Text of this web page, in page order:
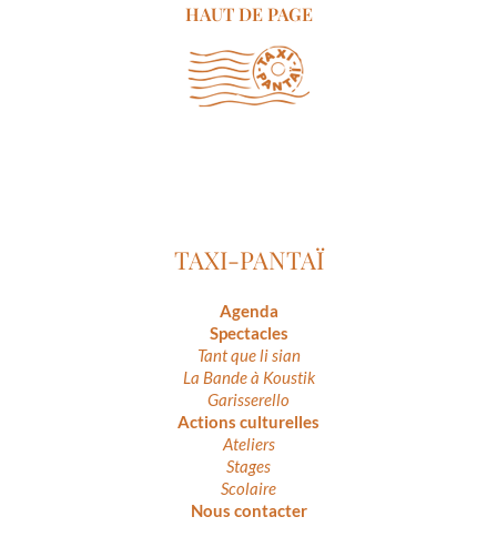
HAUT DE PAGE
TAXI-PANTAÏ
Agenda
Spectacles
Tant que li sian
La Bande à Koustik
Garisserello
Actions culturelles
Ateliers
Stages
Scolaire
Nous contacter